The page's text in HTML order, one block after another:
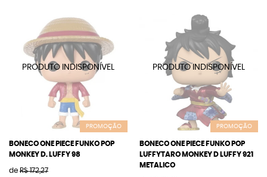
PROMOÇÃO
BONECO ONE PIECE FUNKO POP
MONKEY D. LUFFY 98
de R$ 172,27
PROMOÇÃO
BONECO ONE PIECE FUNKO POP
LUFFYTARO MONKEY D LUFFY 921
METALICO